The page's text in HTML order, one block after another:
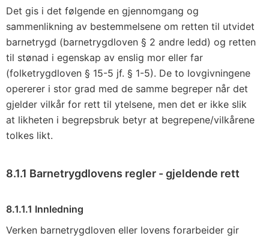
Det gis i det følgende en gjennomgang og
sammenlikning av bestemmelsene om retten til utvidet
barnetrygd (barnetrygdloven § 2 andre ledd) og retten
til stønad i egenskap av enslig mor eller far
(folketrygdloven § 15-5 jf. § 1-5). De to lovgivningene
opererer i stor grad med de samme begreper når det
gjelder vilkår for rett til ytelsene, men det er ikke slik
at likheten i begrepsbruk betyr at begrepene/vilkårene
tolkes likt.
8.1.1 Barnetrygdlovens regler - gjeldende rett
8.1.1.1 Innledning
Verken barnetrygdloven eller lovens forarbeider gir